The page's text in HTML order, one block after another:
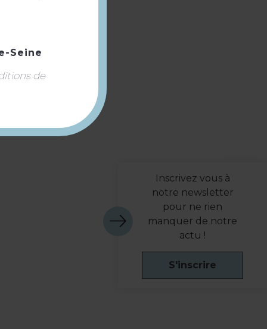
Inscrivez vous à
notre newsletter
pour ne rien
manquer de notre
actu !
S'inscrire
Seine
de